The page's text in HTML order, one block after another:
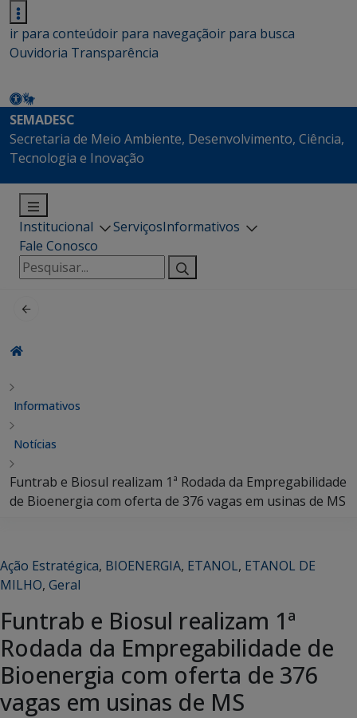
ir para conteúdoir para navegaçãoir para busca
Ouvidoria Transparência
SEMADESC
Secretaria de Meio Ambiente, Desenvolvimento, Ciência,
Tecnologia e Inovação
Institucional ServiçosInformativos
Fale Conosco
Pesquisar
por:
Informativos
Notícias
Funtrab e Biosul realizam 1ª Rodada da Empregabilidade
de Bioenergia com oferta de 376 vagas em usinas de MS
Ação Estratégica, BIOENERGIA, ETANOL, ETANOL DE
MILHO, Geral
Funtrab e Biosul realizam 1ª
Rodada da Empregabilidade de
Bioenergia com oferta de 376
vagas em usinas de MS